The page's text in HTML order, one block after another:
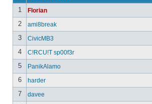
1 Florian
2
ami8break
3
CivicMB3
4
C!RCU!T sp00f3r
5
PanikAlamo
6
harder
7
davee